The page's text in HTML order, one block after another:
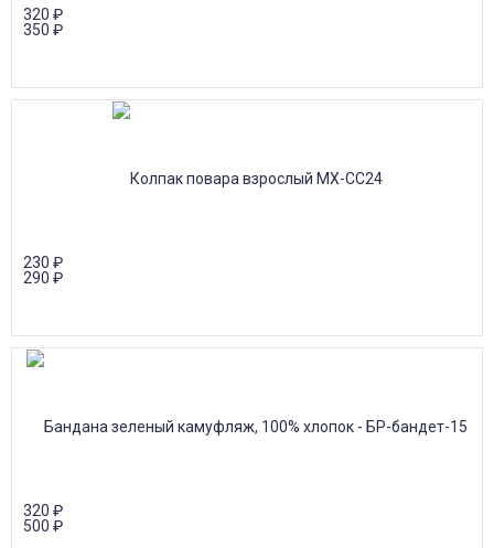
320 ₽
350 ₽
230 ₽
290 ₽
320 ₽
500 ₽